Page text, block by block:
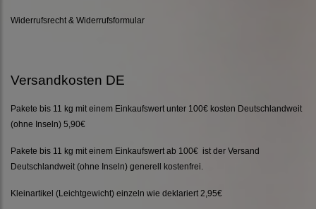
Widerrufsrecht & Widerrufsformular
Versandkosten DE
Pakete bis 11 kg mit einem Einkaufswert unter 100€ kosten Deutschlandweit
(ohne Inseln) 5,90€
Pakete bis 11 kg mit einem Einkaufswert ab 100€ ist der Versand
Deutschlandweit (ohne Inseln) generell kostenfrei.
Kleinartikel (Leichtgewicht) einzeln wie deklariert 2,95€